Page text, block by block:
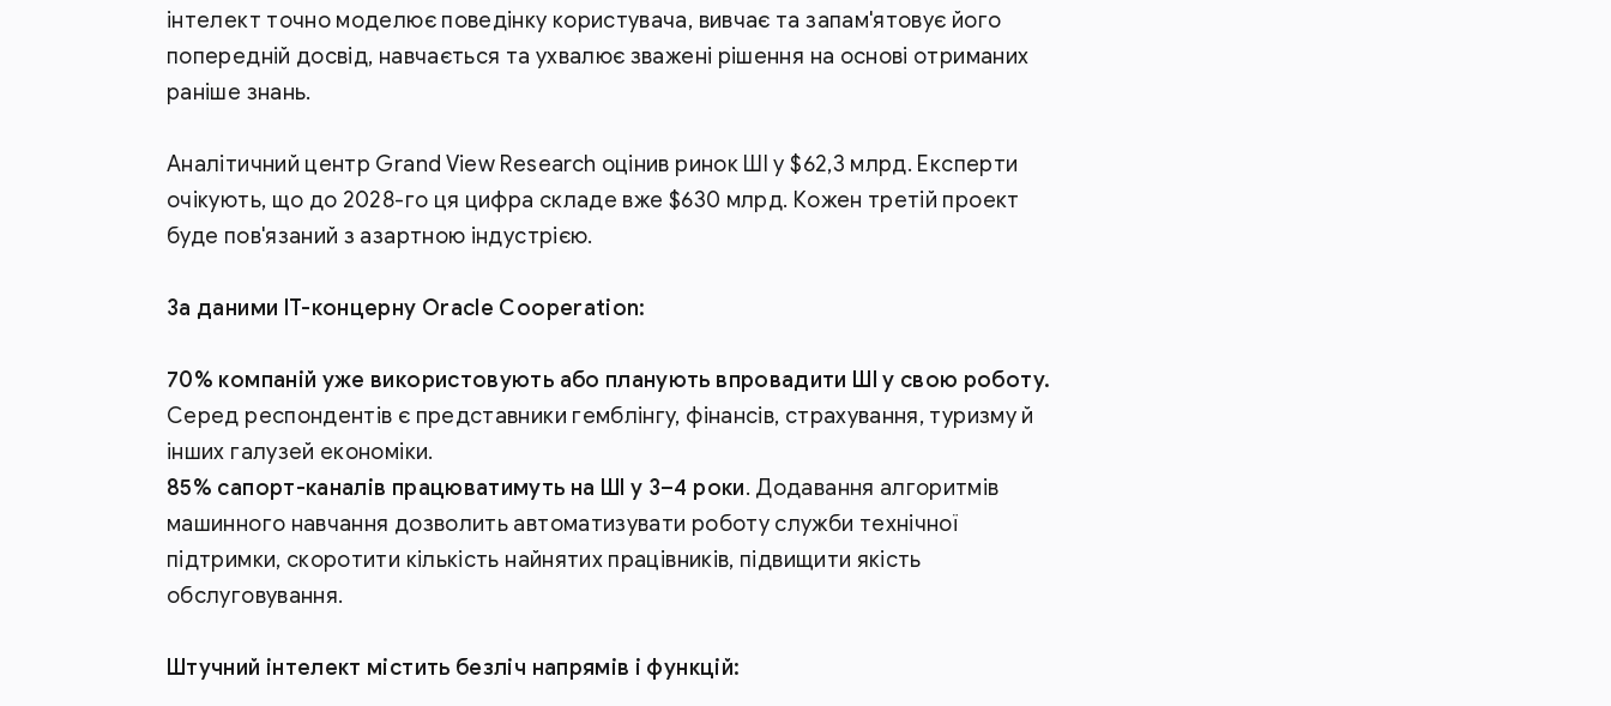
інтелект точно моделює поведінку користувача, вивчає та запам'ятовує його
попередній досвід, навчається та ухвалює зважені рішення на основі отриманих
раніше знань.
Аналітичний центр Grand View Research оцінив ринок ШІ у $62,3 млрд. Експерти
очікують, що до 2028-го ця цифра складе вже $630 млрд. Кожен третій проект
буде пов'язаний з азартною індустрією.
За даними ІТ-концерну Oracle Cooperation:
70% компаній уже використовують або планують впровадити ШІ у свою роботу.
Серед респондентів є представники гемблінгу, фінансів, страхування, туризму й
інших галузей економіки.
85% сапорт-каналів працюватимуть на ШІ у 3–4 роки. Додавання алгоритмів
машинного навчання дозволить автоматизувати роботу служби технічної
підтримки, скоротити кількість найнятих працівників, підвищити якість
обслуговування.
Штучний інтелект містить безліч напрямів і функцій: